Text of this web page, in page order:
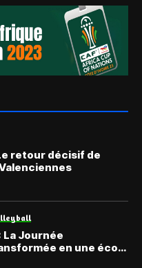
retour décisif de
La Journée
en une école